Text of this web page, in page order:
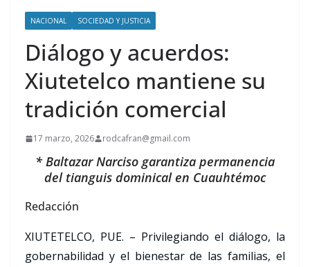
NACIONAL SOCIEDAD Y JUSTICIA
Diálogo y acuerdos:
Xiutetelco mantiene su
tradición comercial
17 marzo, 2026 rodcafran@gmail.com
* Baltazar Narciso garantiza permanencia
del tianguis dominical en Cuauhtémoc
Redacción
XIUTETELCO, PUE. – Privilegiando el diálogo, la
gobernabilidad y el bienestar de las familias, el